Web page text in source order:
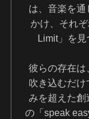
は、音楽を
かけ、それ
Limit」を
彼らの存在は
吹き込むだけ
みを超えた創
の「speak